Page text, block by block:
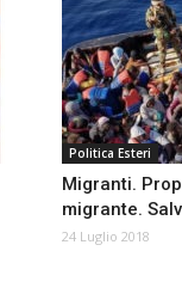
Politica Esteri
Migranti.
migrante.
24 Luglio 2018